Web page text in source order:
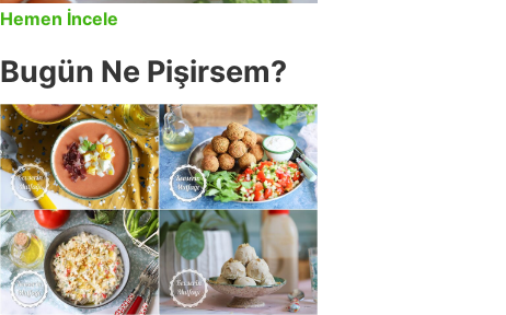
Hemen İncele
Bugün Ne Pişirsem?